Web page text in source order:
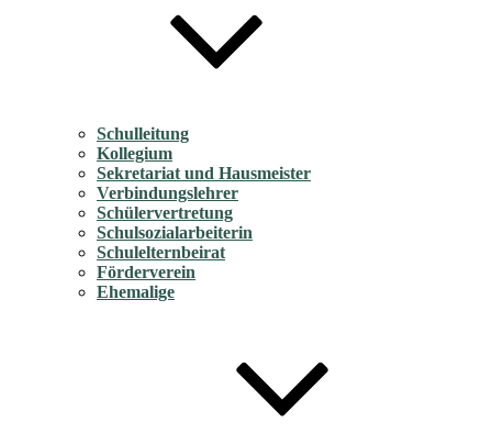
Schulleitung
Kollegium
Sekretariat und Hausmeister
Verbindungslehrer
Schülervertretung
Schulsozialarbeiterin
Schulelternbeirat
Förderverein
Ehemalige